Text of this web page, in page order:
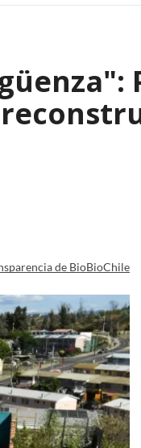
de BioBioChile